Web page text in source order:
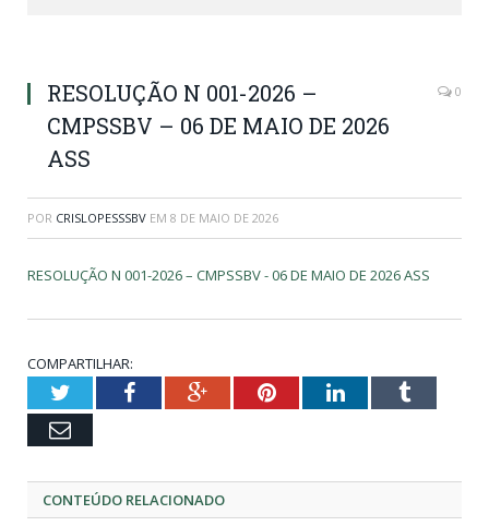
RESOLUÇÃO N 001-2026 –
CMPSSBV – 06 DE MAIO DE 2026
ASS
0
POR CRISLOPESSSBV EM 8 DE MAIO DE 2026
RESOLUÇÃO N 001-2026 – CMPSSBV - 06 DE MAIO DE 2026 ASS
COMPARTILHAR:
TwitterFacebookGoogle+PinterestLinkedInTumblr
Email
CONTEÚDO RELACIONADO